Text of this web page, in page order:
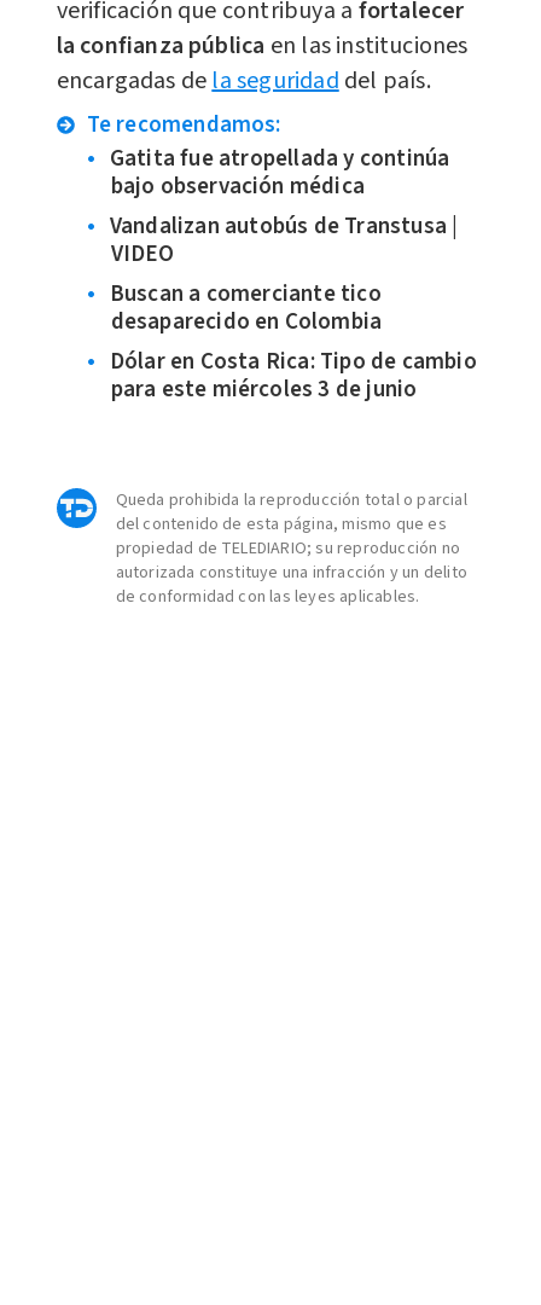
verificación que contribuya a fortalecer
la confianza pública en las instituciones
encargadas de la seguridad del país.
Te recomendamos:
Gatita fue atropellada y continúa
bajo observación médica
Vandalizan autobús de Transtusa |
VIDEO
Buscan a comerciante tico
desaparecido en Colombia
Dólar en Costa Rica: Tipo de cambio
para este miércoles 3 de junio
Queda prohibida la reproducción total o parcial
del contenido de esta página, mismo que es
propiedad de TELEDIARIO; su reproducción no
autorizada constituye una infracción y un delito
de conformidad con las leyes aplicables.